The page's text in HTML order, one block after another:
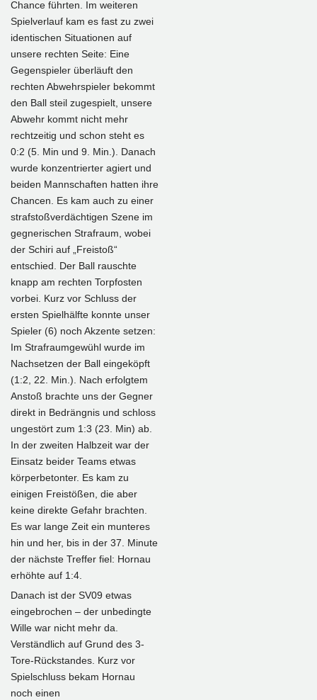
Chance führten. Im weiteren
Spielverlauf kam es fast zu zwei
identischen Situationen auf
unsere rechten Seite: Eine
Gegenspieler überläuft den
rechten Abwehrspieler bekommt
den Ball steil zugespielt, unsere
Abwehr kommt nicht mehr
rechtzeitig und schon steht es
0:2 (5. Min und 9. Min.). Danach
wurde konzentrierter agiert und
beiden Mannschaften hatten ihre
Chancen. Es kam auch zu einer
strafstoßverdächtigen Szene im
gegnerischen Strafraum, wobei
der Schiri auf „Freistoß“
entschied. Der Ball rauschte
knapp am rechten Torpfosten
vorbei. Kurz vor Schluss der
ersten Spielhälfte konnte unser
Spieler (6) noch Akzente setzen:
Im Strafraumgewühl wurde im
Nachsetzen der Ball eingeköpft
(1:2, 22. Min.). Nach erfolgtem
Anstoß brachte uns der Gegner
direkt in Bedrängnis und schloss
ungestört zum 1:3 (23. Min) ab.
In der zweiten Halbzeit war der
Einsatz beider Teams etwas
körperbetonter. Es kam zu
einigen Freistößen, die aber
keine direkte Gefahr brachten.
Es war lange Zeit ein munteres
hin und her, bis in der 37. Minute
der nächste Treffer fiel: Hornau
erhöhte auf 1:4.
Danach ist der SV09 etwas
eingebrochen – der unbedingte
Wille war nicht mehr da.
Verständlich auf Grund des 3-
Tore-Rückstandes. Kurz vor
Spielschluss bekam Hornau
noch einen